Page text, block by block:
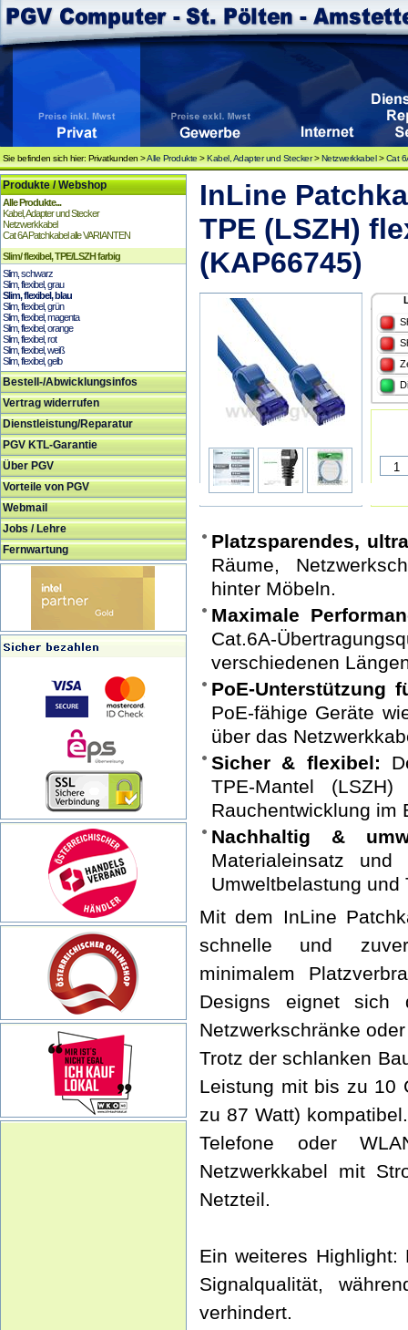
Sie befinden sich hier: Privatkunden >Alle Produkte >Kabel, Adapter und Stecker>Netzwerkkabel>Cat
Produkte / Webshop
Alle Produkte...
Kabel, Adapter und Stecker
Netzwerkkabel
Cat 6A Patchkabel alle VARIANTEN
Slim/ flexibel, TPE/LSZH farbig
Slim, schwarz
Slim, flexibel, grau
Slim, flexibel, blau
Slim, flexibel, grün
Slim, flexibel, magenta
Slim, flexibel, orange
Slim, flexibel, rot
Slim, flexibel, weiß
Slim, flexibel, gelb
Bestell-/Abwicklungsinfos
Vertrag widerrufen
Dienstleistung/Reparatur
PGV KTL-Garantie
Über PGV
Vorteile von PGV
Webmail
Jobs / Lehre
Fernwartung
InLine
TPE (LSZH)
(KAP66745)
Platzsparendes,
Räume,
hinter Möbeln.
Maximale
Cat.6A-
verschiedenen
PoE-Unterstützung
PoE-fähige Geräte
über das
Sicher & flexibel:
TPE-Mantel
Rauchentwicklung im
Nachhaltig &
Materialeinsatz und
Umweltbelastung und
Mit dem InLine
schnelle und
minimalem
Designs eignet sich
Netzwerkschränke
Trotz der schlanken
Leistung mit bis zu 10
zu 87 Watt)
Telefone oder
Netzwerkkabel mit
Netzteil.
Ein weiteres Highlight:
Signalqualität,
verhindert.